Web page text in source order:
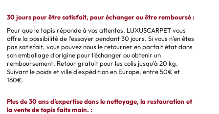
30 jours pour être satisfait, pour échanger ou être remboursé :
Pour que le tapis réponde à vos attentes, LUXUSCARPET vous
offre la possibilité de l'essayer pendant 30 jours. Si vous n'en êtes
pas satisfait, vous pouvez nous le retourner en parfait état dans
son emballage d'origine pour l'échanger ou obtenir un
remboursement. Retour gratuit pour les colis jusqu'à 20 kg.
Suivant le poids et ville d'expédition en Europe, entre 50€ et
160€.
Plus de 30 ans d’expertise dans le nettoyage, la restauration et
la vente de tapis faits main. :